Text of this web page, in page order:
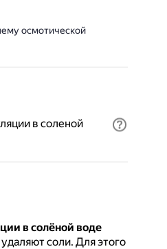
осмотической
в соленой
в солёной воде
соли. Для этого